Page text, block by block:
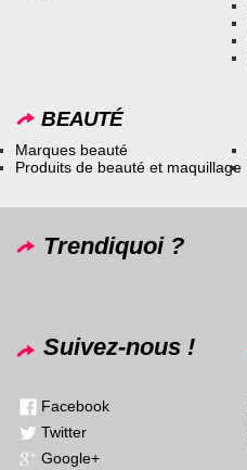
BEAUTÉ
Marques beauté
Produits de beauté et maquillage
Trendiquoi ?
Suivez-nous !
Facebook
Twitter
Google+